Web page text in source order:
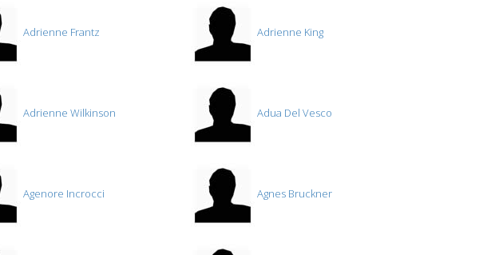
Adrienne Frantz Adrienne King
Adrienne Wilkinson Adua Del Vesco
Agenore Incrocci Agnes Bruckner